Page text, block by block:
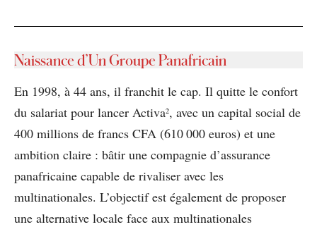
Naissance d’Un Groupe Panafricain
En 1998, à 44 ans, il franchit le cap. Il quitte le confort
du salariat pour lancer Activa2, avec un capital social de
400 millions de francs CFA (610 000 euros) et une
ambition claire : bâtir une compagnie d’assurance
panafricaine capable de rivaliser avec les
multinationales. L’objectif est également de proposer
une alternative locale face aux multinationales